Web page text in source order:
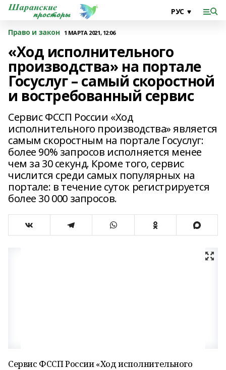
Право и закон 1 МАРТА 2021, 12:06
«Ход исполнительного
производства» на портале
Госуслуг – самый скоростной
и востребованный сервис
Сервис ФССП России «Ход
исполнительного производства» является
самым скоростным на портале Госуслуг:
более 90% запросов исполняется менее
чем за 30 секунд. Кроме того, сервис
числится среди самых популярных на
портале: в течение суток регистрируется
более 30 000 запросов.
Сервис ФССП России «Ход исполнительного